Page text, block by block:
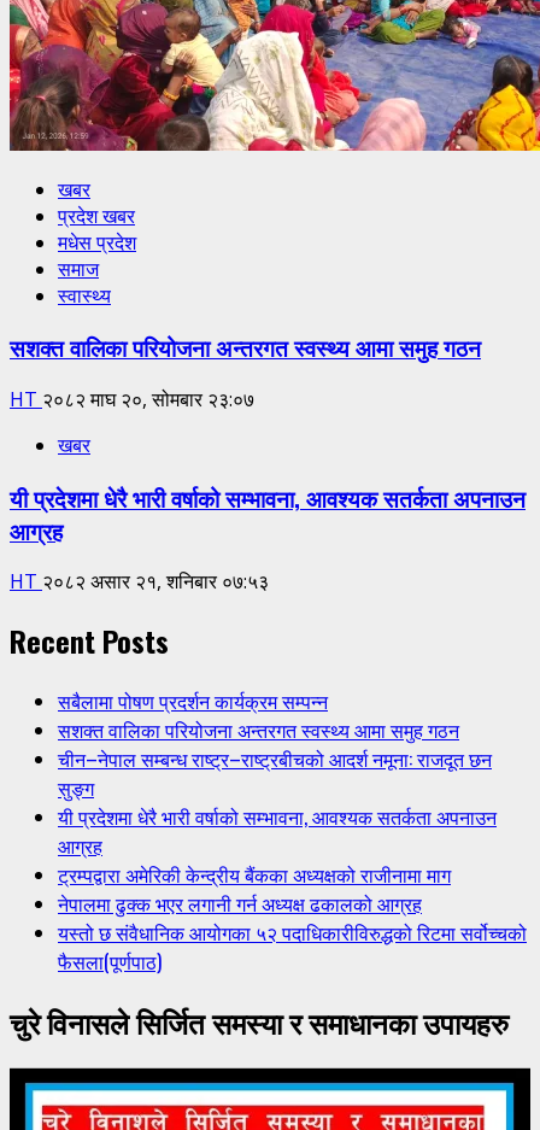
खबर
प्रदेश खबर
मधेस प्रदेश
समाज
स्वास्थ्य
सशक्त वालिका परियोजना अन्तरगत स्वस्थ्य आमा समुह गठन
HT २०८२ माघ २०, सोमबार २३:०७
खबर
यी प्रदेशमा धेरै भारी वर्षाको सम्भावना, आवश्यक सतर्कता अपनाउन
आग्रह
HT २०८२ असार २१, शनिबार ०७:५३
Recent Posts
सबैलामा पोषण प्रदर्शन कार्यक्रम सम्पन्न
सशक्त वालिका परियोजना अन्तरगत स्वस्थ्य आमा समुह गठन
चीन–नेपाल सम्बन्ध राष्ट्र–राष्ट्रबीचको आदर्श नमूना: राजदूत छन
सुङ्ग
यी प्रदेशमा धेरै भारी वर्षाको सम्भावना, आवश्यक सतर्कता अपनाउन
आग्रह
ट्रम्पद्वारा अमेरिकी केन्द्रीय बैंकका अध्यक्षको राजीनामा माग
नेपालमा ढुक्क भएर लगानी गर्न अध्यक्ष ढकालको आग्रह
यस्तो छ संवैधानिक आयोगका ५२ पदाधिकारीविरुद्धको रिटमा सर्वोच्चको
फैसला(पूर्णपाठ)
चुरे विनासले सिर्जित समस्या र समाधानका उपायहरु